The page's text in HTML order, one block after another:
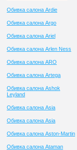
Обивка салона Ardie
Обивка салона Argo
Обивка салона Ariel
Обивка салона Arlen Ness
Обивка салона ARO
Обивка салона Artega
Обивка салона Ashok
Leyland
Обивка салона Asia
Обивка салона Asia
Обивка салона Aston-Martin
Обивка салона Ataman